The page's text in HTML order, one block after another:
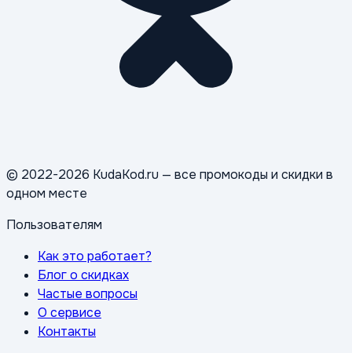
© 2022-2026 KudaKod.ru — все промокоды и скидки в
одном месте
Пользователям
Как это работает?
Блог о скидках
Частые вопросы
О сервисе
Контакты